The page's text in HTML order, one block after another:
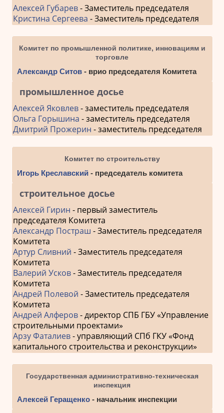
Алексей Губарев- Заместитель председателя
Кристина Сергеева - Заместитель председателя
Комитет по промышленной политике, инновациям и
торговле
Александр Ситов- врио председателя Комитета
промышленное досье
Алексей Яковлев- заместитель председателя
Ольга Горышина - заместитель председателя
Дмитрий Прожерин - заместитель председателя
Комитет по строительству
Игорь Креславский - председатель комитета
строительное досье
Алексей Гирин - первый заместитель
председателя Комитета
Александр Постраш - Заместитель председателя
Комитета
Артур Сливний - Заместитель председателя
Комитета
Валерий Усков- Заместитель председателя
Комитета
Андрей Полевой - Заместитель председателя
Комитета
Андрей Алферов- директор СПБ ГБУ «Управление
строительными проектами»
Арзу Фаталиев- управляющий СПб ГКУ «Фонд
капитального строительства и реконструкции»
Государственная административно-техническая
инспекция
Алексей Геращенко- начальник инспекции